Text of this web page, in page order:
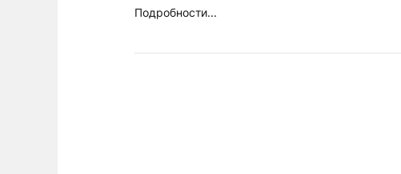
Подробности...